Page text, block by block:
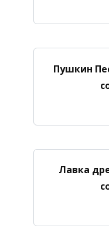
Пушкин
Лавка